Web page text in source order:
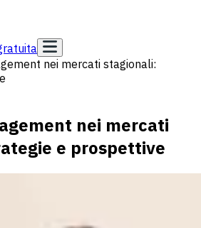
nei mercati stagionali:
nei mercati
e prospettive